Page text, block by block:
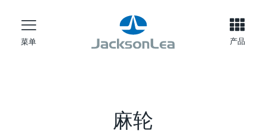
菜单 产品
麻轮